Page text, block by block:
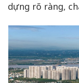
dựng rõ ràng,